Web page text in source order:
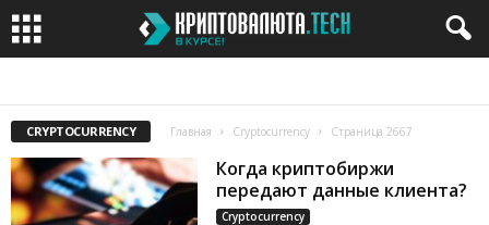
CRYPTOCURRENCY Главная Cryptocurrency Страница 2667
Когда криптобиржи
передают данные клиента?
Cryptocurrency